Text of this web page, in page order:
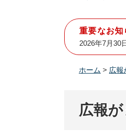
重要なお知
2026年7月30
ホーム > 広報
広報